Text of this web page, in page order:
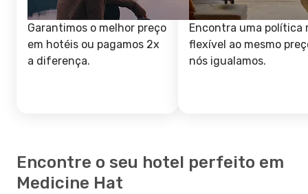
Garantimos o melhor preço
em hotéis ou pagamos 2x
a diferença.
Encontra uma política
flexível ao mesmo
nós igualamos.
Encontre o seu hotel perfeito em
Medicine Hat